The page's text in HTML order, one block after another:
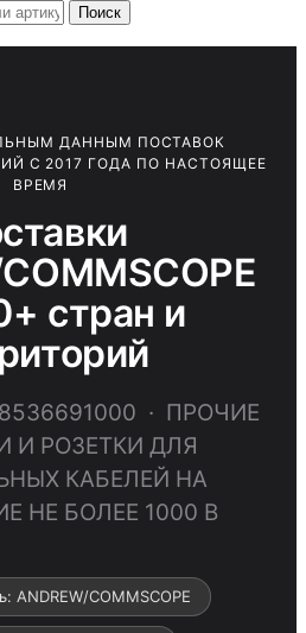
Поиск
ДАННЫМ ПОСТАВОК
С 2017 ГОДА ПО НАСТОЯЩЕЕ
ВРЕМЯ
стран и
· ПРОЧИЕ
И РОЗЕТКИ ДЛЯ
КАБЕЛЕЙ НА
НЕ БОЛЕЕ 1000 В
ANDREW/COMMSCOPE